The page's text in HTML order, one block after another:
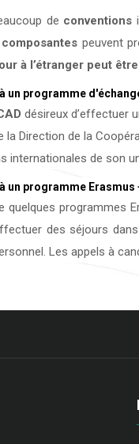
de conventions
composantes peuvent
à l’étranger peut
un programme
désireux d’effectuer
la Direction de la
internationales de son
un programme Erasmus
quelques
des séjours
Les appels à